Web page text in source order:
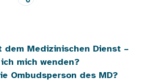
dem Medizinischen Dienst –
mich wenden?
Ombudsperson des MD?